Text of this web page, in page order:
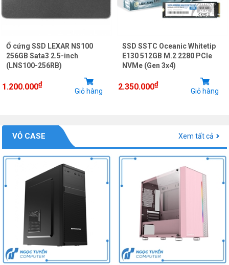
Ổ cứng SSD LEXAR NS100
256GB Sata3 2.5-inch
(LNS100-256RB)
1.200.000₫
Giỏ hàng
SSD SSTC Oceanic Whitetip
E130 512GB M.2 2280 PCIe
NVMe (Gen 3x4)
2.350.000₫
Giỏ hàng
VỎ CASE Xem tất cả